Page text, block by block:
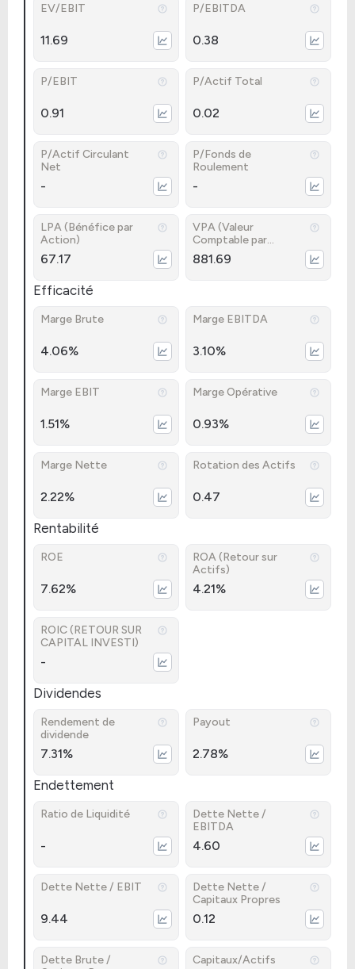
EV/EBIT
11.69
P/EBITDA
0.38
P/EBIT
0.91
P/Actif Total
0.02
P/Actif Circulant
Net
-
P/Fonds de
Roulement
-
LPA (Bénéfice par
Action)
67.17
VPA (Valeur
Comptable par
Action)
881.69
Efficacité
Marge Brute
4.06%
Marge EBITDA
3.10%
Marge EBIT
1.51%
Marge Opérative
0.93%
Marge Nette
2.22%
Rotation des Actifs
0.47
Rentabilité
ROE
7.62%
ROA (Retour sur
Actifs)
4.21%
ROIC (RETOUR SUR
CAPITAL INVESTI)
-
Dividendes
Rendement de
dividende
7.31%
Payout
2.78%
Endettement
Ratio de Liquidité
-
Dette Nette /
EBITDA
4.60
Dette Nette / EBIT
9.44
Dette Nette /
Capitaux Propres
0.12
Dette Brute /
Capitaux/Actifs